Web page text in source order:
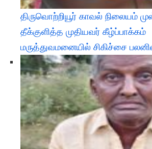
திருவொற்றியூர் காவல் நிலையம்
தீக்குளித்த முதியவர் கீழ்ப்பாக்கம்
மருத்துவமனையில் சிகிச்சை